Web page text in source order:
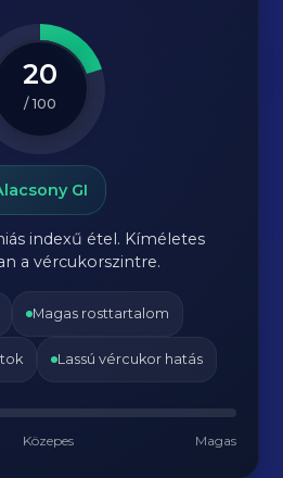
20
/ 100
GI
indexű étel. Kíméletes
a vércukorszintre.
Magas rosttartalom
Lassú vércukor hatás
Közepes Magas